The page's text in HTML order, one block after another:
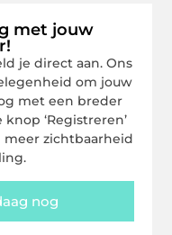
met jouw
je direct aan. Ons
om jouw
met een breder
‘Registreren’
zichtbaarheid
nog